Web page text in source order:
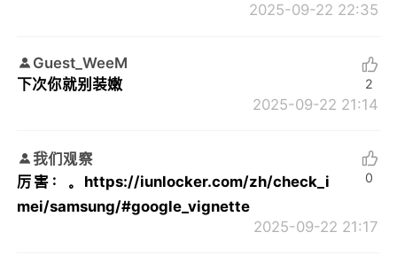
2025-09-22 22:35
Guest_WeeM
下次你就别装嫩
2025-09-22 21:14
2
我们观察
厉害：。https://iunlocker.com/zh/check_i
mei/samsung/#google_vignette
2025-09-22 21:17
0